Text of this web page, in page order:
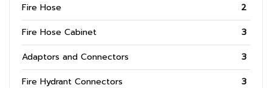
Fire Hose
2
Fire Hose Cabinet
3
Adaptors and Connectors
3
Fire Hydrant Connectors
3